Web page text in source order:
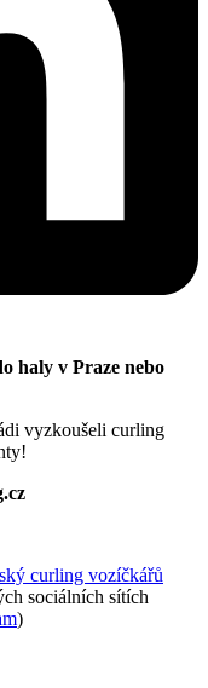
haly v Praze nebo
vyzkoušeli curling
curling vozíčkářů
sociálních sítích
)